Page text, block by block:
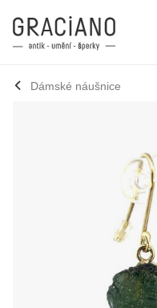
Dámské náušnice